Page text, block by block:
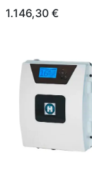
1.146,30 €